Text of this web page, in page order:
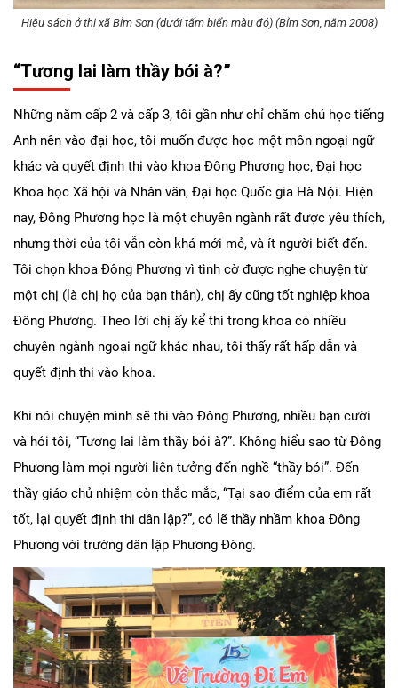
Hiệu sách ở thị xã Bỉm Sơn (dưới tấm biển màu đỏ) (Bỉm Sơn, năm 2008)
“Tương lai làm thầy bói à?”
Những năm cấp 2 và cấp 3, tôi gần như chỉ chăm chú học tiếng
Anh nên vào đại học, tôi muốn được học một môn ngoại ngữ
khác và quyết định thi vào khoa Đông Phương học, Đại học
Khoa học Xã hội và Nhân văn, Đại học Quốc gia Hà Nội. Hiện
nay, Đông Phương học là một chuyên ngành rất được yêu thích,
nhưng thời của tôi vẫn còn khá mới mẻ, và ít người biết đến.
Tôi chọn khoa Đông Phương vì tình cờ được nghe chuyện từ
một chị (là chị họ của bạn thân), chị ấy cũng tốt nghiệp khoa
Đông Phương. Theo lời chị ấy kể thì trong khoa có nhiều
chuyên ngành ngoại ngữ khác nhau, tôi thấy rất hấp dẫn và
quyết định thi vào khoa.
Khi nói chuyện mình sẽ thi vào Đông Phương, nhiều bạn cười
và hỏi tôi, “Tương lai làm thầy bói à?”. Không hiểu sao từ Đông
Phương làm mọi người liên tưởng đến nghề “thầy bói”. Đến
thầy giáo chủ nhiệm còn thắc mắc, “Tại sao điểm của em rất
tốt, lại quyết định thi dân lập?”, có lẽ thầy nhầm khoa Đông
Phương với trường dân lập Phương Đông.